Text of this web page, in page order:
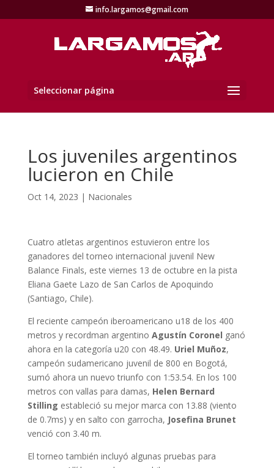
info.largamos@gmail.com
Seleccionar página
Los juveniles argentinos
lucieron en Chile
Oct 14, 2023 | Nacionales
Cuatro atletas argentinos estuvieron entre los
ganadores del torneo internacional juvenil New
Balance Finals, este viernes 13 de octubre en la pista
Eliana Gaete Lazo de San Carlos de Apoquindo
(Santiago, Chile).
El reciente campeón iberoamericano u18 de los 400
metros y recordman argentino Agustín Coronel ganó
ahora en la categoría u20 con 48.49. Uriel Muñoz,
campeón sudamericano juvenil de 800 en Bogotá,
sumó ahora un nuevo triunfo con 1:53.54. En los 100
metros con vallas para damas, Helen Bernard
Stilling estableció su mejor marca con 13.88 (viento
de 0.7ms) y en salto con garrocha, Josefina Brunet
venció con 3.40 m.
El torneo también incluyó algunas pruebas para